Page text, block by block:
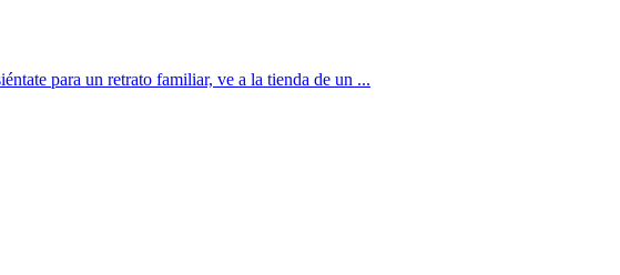
para un retrato familiar, ve a la tienda de un ...